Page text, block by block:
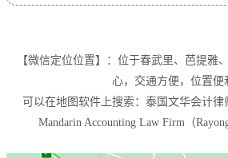
【微信定位位置】：位于春武里、芭提雅
心，交通方便，位置便
可以在地图软件上搜索：泰国文华会计律
Mandarin Accounting Law Firm（